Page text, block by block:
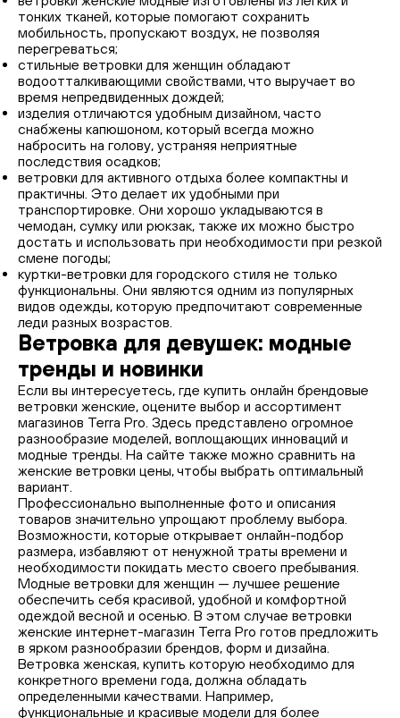
тонких тканей, которые помогают сохранить
мобильность, пропускают воздух, не позволяя
перегреваться;
стильные ветровки для женщин обладают
водоотталкивающими свойствами, что выручает во
время непредвиденных дождей;
изделия отличаются удобным дизайном, часто
снабжены капюшоном, который всегда можно
набросить на голову, устраняя неприятные
последствия осадков;
ветровки для активного отдыха более компактны и
практичны. Это делает их удобными при
транспортировке. Они хорошо укладываются в
чемодан, сумку или рюкзак, также их можно быстро
достать и использовать при необходимости при резкой
смене погоды;
куртки-ветровки для городского стиля не только
функциональны. Они являются одним из популярных
видов одежды, которую предпочитают современные
леди разных возрастов.
Ветровка для девушек: модные
тренды и новинки
Если вы интересуетесь, где купить онлайн брендовые
ветровки женские, оцените выбор и ассортимент
магазинов Terra Pro. Здесь представлено огромное
разнообразие моделей, воплощающих инноваций и
модные тренды. На сайте также можно сравнить на
женские ветровки цены, чтобы выбрать оптимальный
вариант.
Профессионально выполненные фото и описания
товаров значительно упрощают проблему выбора.
Возможности, которые открывает онлайн-подбор
размера, избавляют от ненужной траты времени и
необходимости покидать место своего пребывания.
Модные ветровки для женщин — лучшее решение
обеспечить себя красивой, удобной и комфортной
одеждой весной и осенью. В этом случае ветровки
женские интернет-магазин Terra Pro готов предложить
в ярком разнообразии брендов, форм и дизайна.
Ветровка женская, купить которую необходимо для
конкретного времени года, должна обладать
определенными качествами. Например,
функциональные и красивые модели для более